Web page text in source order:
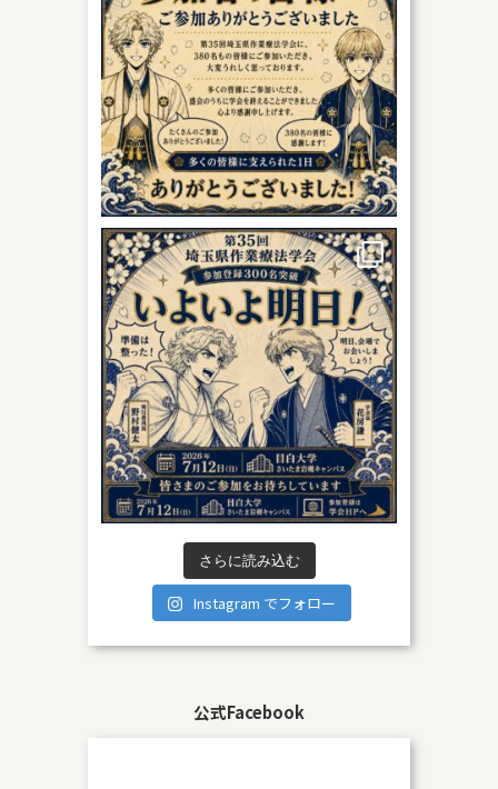
さらに読み込む
Instagram でフォロー
公式Facebook